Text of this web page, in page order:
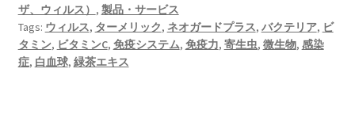
ザ、ウィルス） , 製品・サービス
Tags: ウィルス, ターメリック, ネオガードプラス, バクテリア, ビ
タミン, ビタミンC, 免疫システム, 免疫力, 寄生虫, 微生物, 感染
症, 白血球, 緑茶エキス